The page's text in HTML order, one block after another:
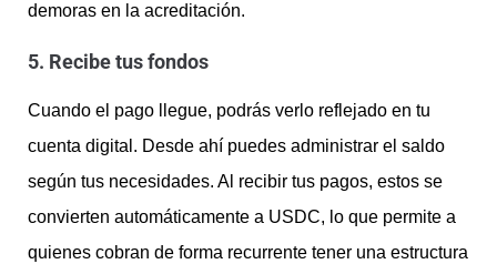
demoras en la acreditación.
5. Recibe tus fondos
Cuando el pago llegue, podrás verlo reflejado en tu
cuenta digital. Desde ahí puedes administrar el saldo
según tus necesidades. Al recibir tus pagos, estos se
convierten automáticamente a USDC, lo que permite a
quienes cobran de forma recurrente tener una estructura